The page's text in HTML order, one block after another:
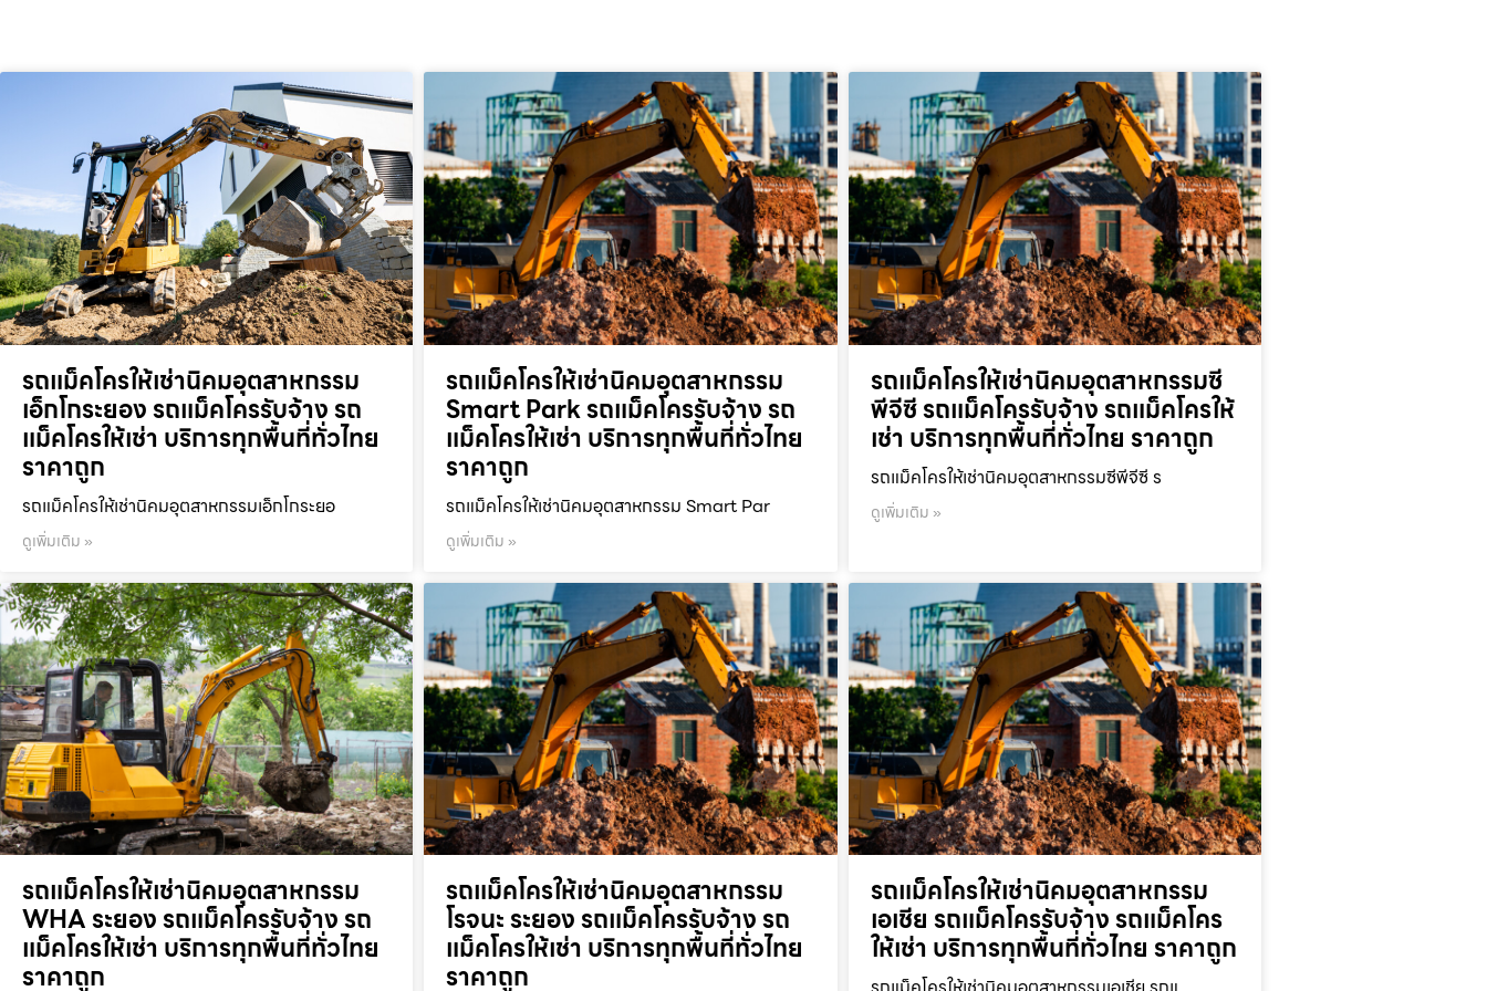
รถแม็คโครให้เช่านิคมอุตสาหกรรม
เอ็กโกระยอง รถแม็คโครรับจ้าง รถ
แม็คโครให้เช่า บริการทุกพื้นที่ทั่วไทย
ราคาถูก
รถแม็คโครให้เช่านิคมอุตสาหกรรมเอ็กโกระยอ
ดูเพิ่มเติม »
รถแม็คโครให้เช่านิคมอุตสาหกรรม
Smart Park รถแม็คโครรับจ้าง รถ
แม็คโครให้เช่า บริการทุกพื้นที่ทั่วไทย
ราคาถูก
รถแม็คโครให้เช่านิคมอุตสาหกรรม Smart Par
ดูเพิ่มเติม »
รถแม็คโครให้เช่านิคมอุตสาหกรรมซี
พีจีซี รถแม็คโครรับจ้าง รถแม็คโครให้
เช่า บริการทุกพื้นที่ทั่วไทย ราคาถูก
รถแม็คโครให้เช่านิคมอุตสาหกรรมซีพีจีซี ร
ดูเพิ่มเติม »
รถแม็คโครให้เช่านิคมอุตสาหกรรม
WHA ระยอง รถแม็คโครรับจ้าง รถ
แม็คโครให้เช่า บริการทุกพื้นที่ทั่วไทย
ราคาถูก
รถแม็คโครให้เช่านิคมอุตสาหกรรม
โรจนะ ระยอง รถแม็คโครรับจ้าง รถ
แม็คโครให้เช่า บริการทุกพื้นที่ทั่วไทย
ราคาถูก
รถแม็คโครให้เช่านิคมอุตสาหกรรม
เอเชีย รถแม็คโครรับจ้าง รถแม็คโคร
ให้เช่า บริการทุกพื้นที่ทั่วไทย ราคาถูก